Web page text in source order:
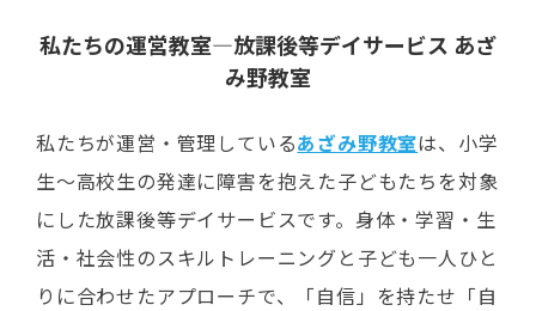
私たちの運営教室―放課後等デイサービス あざ
み野教室
私たちが運営・管理しているあざみ野教室は、小学
生～高校生の発達に障害を抱えた子どもたちを対象
にした放課後等デイサービスです。身体・学習・生
活・社会性のスキルトレーニングと子ども一人ひと
りに合わせたアプローチで、「自信」を持たせ「自